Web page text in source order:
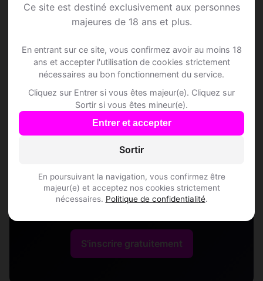
Ce site est destiné exclusivement aux personnes
majeures de 18 ans et plus.
En entrant sur ce site, vous confirmez avoir au moins 18
ans et accepter l'utilisation de cookies strictement
nécessaires au bon fonctionnement du service.
Cliquez sur Entrer si vous êtes majeur(e). Cliquez sur
Sortir si vous êtes mineur(e).
Entrer et accepter
Sortir
En poursuivant la navigation, vous confirmez être
majeur(e) et acceptez nos cookies strictement
nécessaires. Politique de confidentialité.
Roberto, 34
Argelos • Landes
Speed Dating à
Argelos
Rejoins les membres de Argelos et des
alentours !
S'inscrire gratuitement